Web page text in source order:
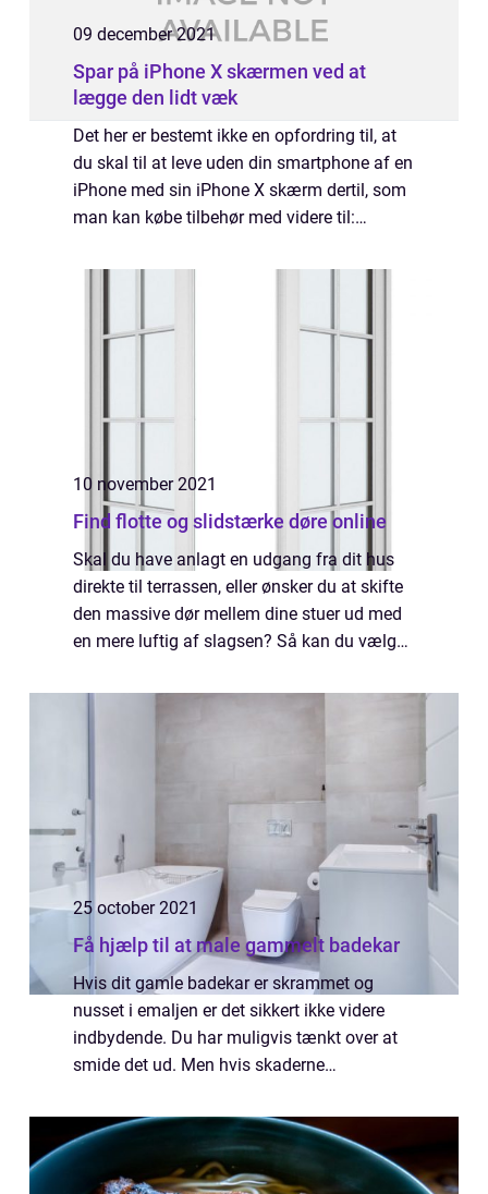
09 december 2021
Spar på iPhone X skærmen ved at
lægge den lidt væk
Det her er bestemt ikke en opfordring til, at
du skal til at leve uden din smartphone af en
iPhone med sin iPhone X skærm dertil, som
man kan købe tilbehør med videre til:
reservedele/iphone-x-til...
10 november 2021
Find flotte og slidstærke døre online
Skal du have anlagt en udgang fra dit hus
direkte til terrassen, eller ønsker du at skifte
den massive dør mellem dine stuer ud med
en mere luftig af slagsen? Så kan du vælge
...
25 october 2021
Få hjælp til at male gammelt badekar
Hvis dit gamle badekar er skrammet og
nusset i emaljen er det sikkert ikke videre
indbydende. Du har muligvis tænkt over at
smide det ud. Men hvis skaderne
stedet overveje at lade badekarret male.
Hvordan ka...